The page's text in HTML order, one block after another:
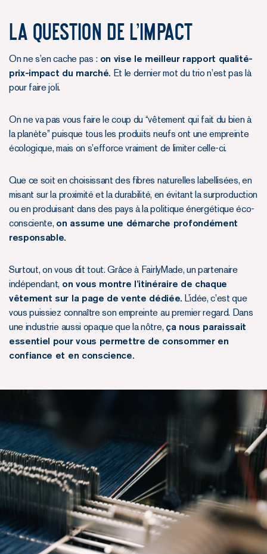
La question de l’impact
On ne s’en cache pas : on vise le meilleur rapport qualité-
prix-impact du marché. Et le dernier mot du trio n’est pas là
pour faire joli.
On ne va pas vous faire le coup du “vêtement qui fait du bien à
la planète” puisque tous les produits neufs ont une empreinte
écologique, mais on s’efforce vraiment de limiter celle-ci.
Que ce soit en choisissant des fibres naturelles labellisées, en
misant sur la proximité et la durabilité, en évitant la surproduction
ou en produisant dans des pays à la politique énergétique éco-
consciente, on assume une démarche profondément
responsable.
Surtout, on vous dit tout. Grâce à FairlyMade, un partenaire
indépendant, on vous montre l’itinéraire de chaque
vêtement sur la page de vente dédiée. L’idée, c’est que
vous puissiez connaître son empreinte au premier regard. Dans
une industrie aussi opaque que la nôtre, ça nous paraissait
essentiel pour vous permettre de consommer en
confiance et en conscience.